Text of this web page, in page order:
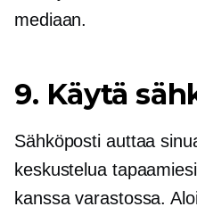
mediaan.
9. Käytä
Sähköposti auttaa
keskustelua
kanssavarastossa.